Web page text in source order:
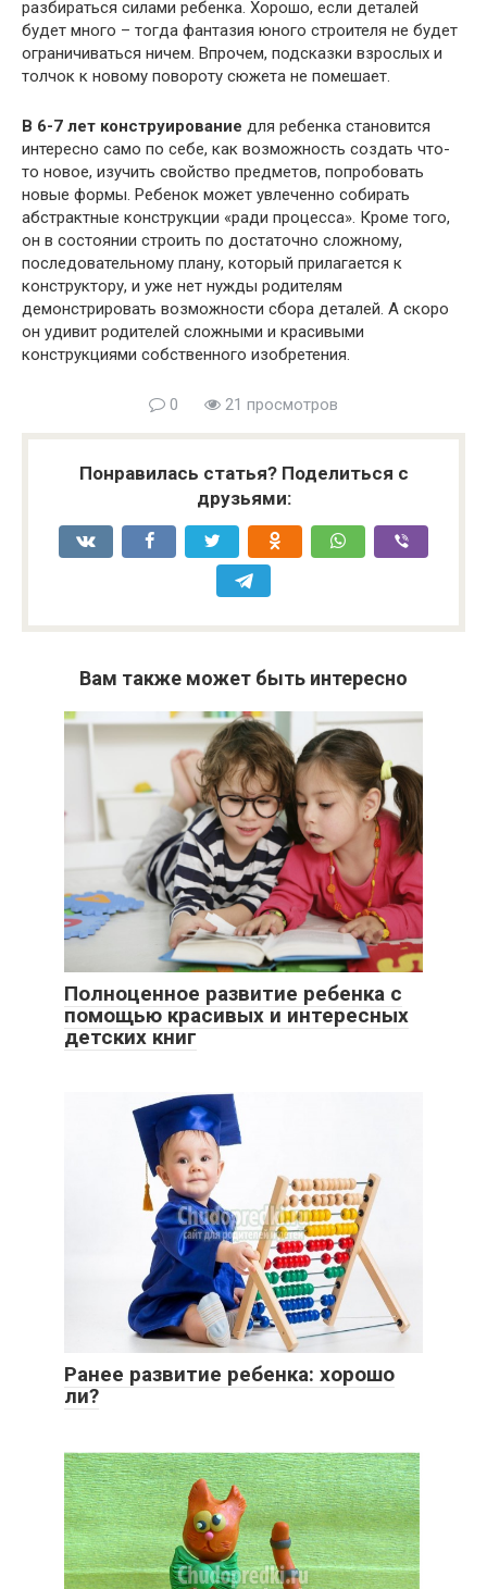
разбираться силами ребенка. Хорошо, если деталей
будет много – тогда фантазия юного строителя не будет
ограничиваться ничем. Впрочем, подсказки взрослых и
толчок к новому повороту сюжета не помешает.
В 6-7 лет конструирование для ребенка становится
интересно само по себе, как возможность создать что-
то новое, изучить свойство предметов, попробовать
новые формы. Ребенок может увлеченно собирать
абстрактные конструкции «ради процесса». Кроме того,
он в состоянии строить по достаточно сложному,
последовательному плану, который прилагается к
конструктору, и уже нет нужды родителям
демонстрировать возможности сбора деталей. А скоро
он удивит родителей сложными и красивыми
конструкциями собственного изобретения.
0 21 просмотров
Понравилась статья? Поделиться с
друзьями:
Вам также может быть интересно
Полноценное развитие ребенка с
помощью красивых и интересных
детских книг
Ранее развитие ребенка: хорошо
ли?